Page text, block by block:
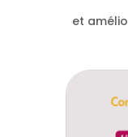
et